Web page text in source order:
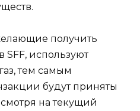
получить
используют
тем самым
будут приняты
на текущий